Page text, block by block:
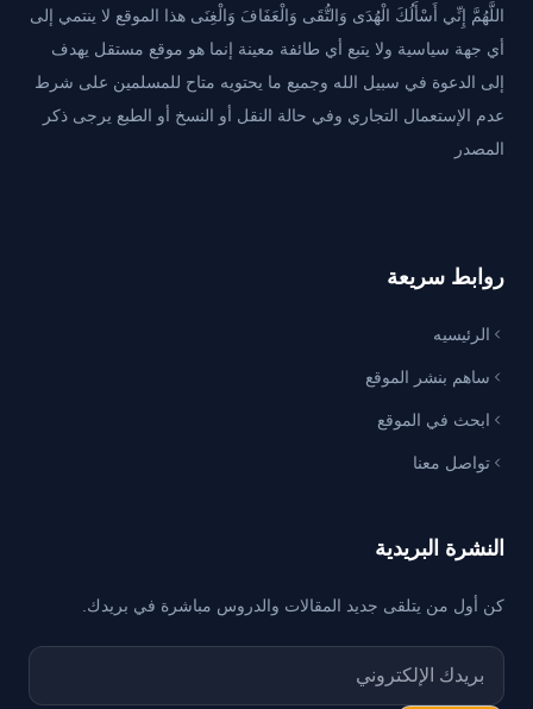
اللَّهُمَّ إِنِّي أَسْأَلُكَ الْهُدَى وَالتُّقَى وَالْعَفَافَ وَالْغِنَى هذا الموقع لا ينتمي إلى
أي جهة سياسية ولا يتبع أي طائفة معينة إنما هو موقع مستقل يهدف
إلى الدعوة في سبيل الله وجميع ما يحتويه متاح للمسلمين على شرط
عدم الإستعمال التجاري وفي حالة النقل أو النسخ أو الطبع يرجى ذكر
المصدر
روابط سريعة
الرئيسيه
ساهم بنشر الموقع
ابحث في الموقع
تواصل معنا
النشرة البريدية
كن أول من يتلقى جديد المقالات والدروس مباشرة في بريدك.